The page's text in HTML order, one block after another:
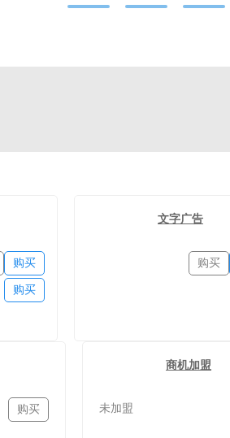
购买
购买
文字广告
购买
购买
商机加盟
未加盟